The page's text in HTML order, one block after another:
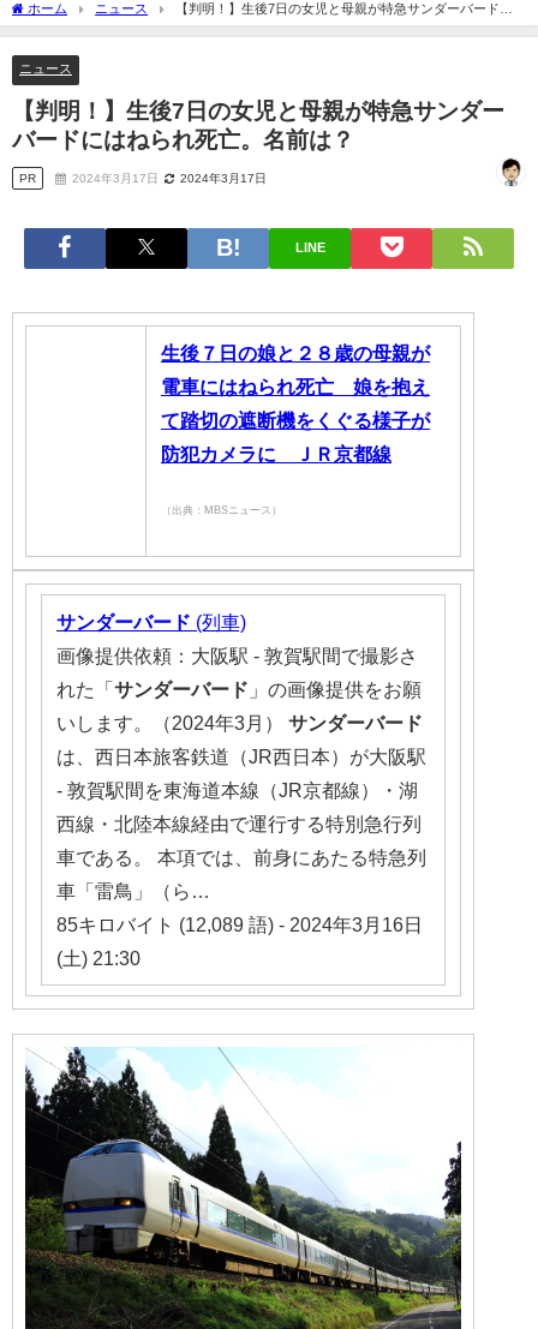
ット 磁石 カプセル バックル
ホーム ニュース
【判明！】生後7日の女児と母親が特急サンダーバードに
はねられ死亡。名前は？
ニュース
【判明！】生後7日の女児と母親が特急サンダー
バードにはねられ死亡。名前は？
PR 2024年3月17日 2024年3月17日
LINE
生後７日の娘と２８歳の母親が
電車にはねられ死亡 娘を抱え
て踏切の遮断機をくぐる様子が
防犯カメラに ＪＲ京都線
（出典：MBSニュース）
サンダーバード (列車)
画像提供依頼：大阪駅 - 敦賀駅間で撮影さ
れた「 サンダーバード 」の画像提供をお願
いします。（2024年3月） サンダーバード
は、西日本旅客鉄道（JR西日本）が大阪駅
- 敦賀駅間を東海道本線（JR京都線）・湖
西線・北陸本線経由で運行する特別急行列
車である。 本項では、前身にあたる特急列
車「雷鳥」（ら…
85キロバイト (12,089 語) - 2024年3月16日
(土) 21:30